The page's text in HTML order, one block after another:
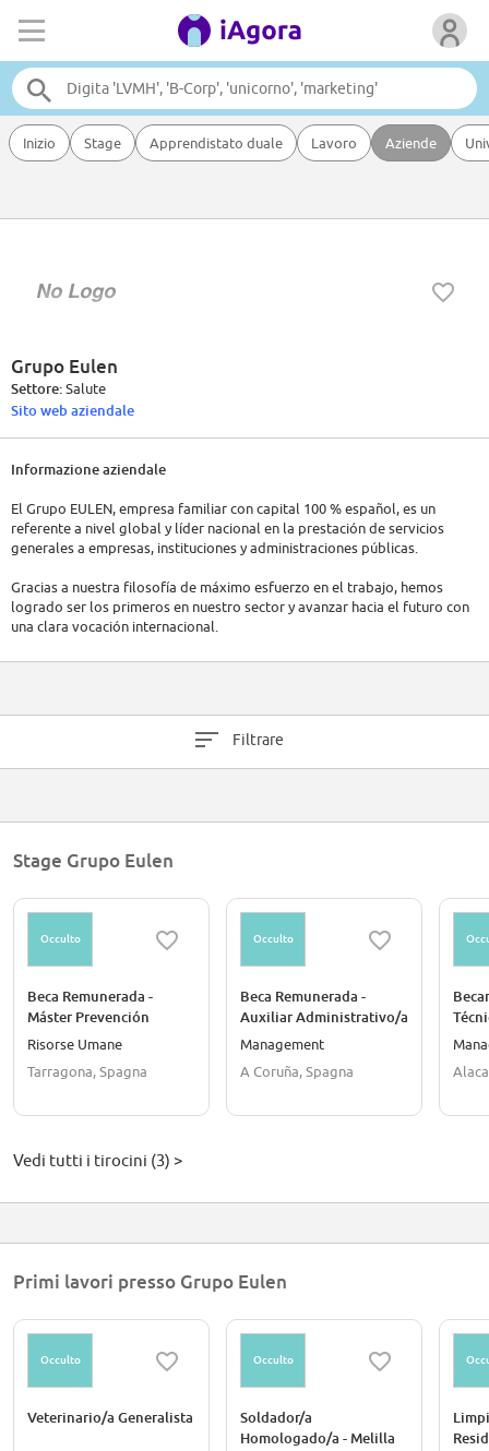
Inizio Stage Apprendistato duale Lavoro Aziende
Grupo Eulen
Settore:Salute
Sito web aziendale
Informazione aziendale
El Grupo EULEN, empresa familiar con capital 100 % español, es un
referente a nivel global y líder nacional en la prestación de servicios
generales a empresas, instituciones y administraciones públicas.
Gracias a nuestra filosofía de máximo esfuerzo en el trabajo, hemos
logrado ser los primeros en nuestro sector y avanzar hacia el futuro con
una clara vocación internacional.
Pioneros en el concepto de externalización, el Grupo EULEN se mantiene
sus modelos de negocio y el compromiso de sus trabajadores y
Filtrare
Stage Grupo Eulen
Occulto
Beca Remunerada -
Máster Prevención
Riesgos Laborales
Risorse Umane
Tarragona, Spagna
Occulto
Beca Remunerada -
Auxiliar Administrativo/a
Management
A Coruña, Spagna
Vedi tutti i tirocini (3) >
Primi lavori presso Grupo Eulen
Occulto
Veterinario/a Generalista
Occulto
Soldador/a
Homologado/a - Melilla